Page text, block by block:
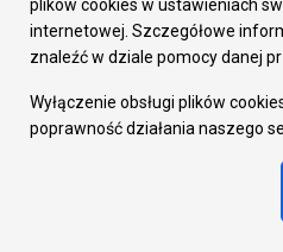
związaną ze spożywaniem
przy ul. Norwida.
plików cookies w ustawieniach
internetowej. Szczegółowe
znaleźć w dziale pomocy danej
Wyłączenie obsługi plików
poprawność działania naszego